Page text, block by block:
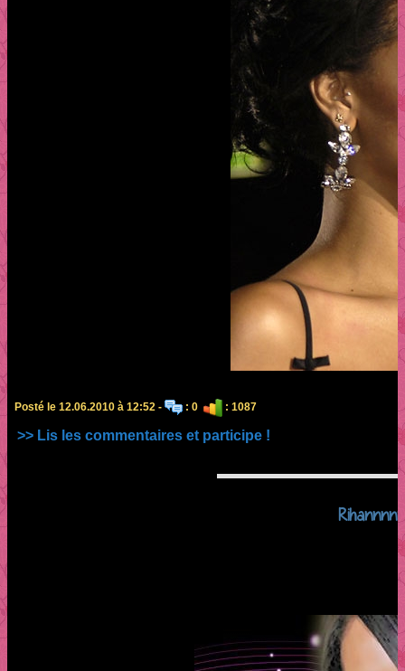
Posté le 12.06.2010 à 12:52 - : 0 : 1087
>> Lis les commentaires et participe !